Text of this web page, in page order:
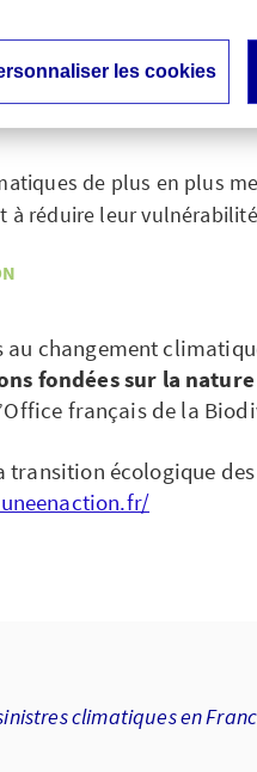
la
de plus en plus
à réduire leur
changement
fondées sur la nature
français de la
transition écologique
climatiques en
les cookies